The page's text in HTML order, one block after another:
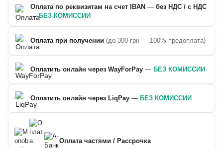
Оплата по реквизитам на счет IBAN — без НДС / с НДС
—БЕЗ КОМИССИИ
Оплата при получении (до 300 грн — 100% предоплата)
Оплатить онлайн через WayForPay — БЕЗ КОМИССИИ
Оплатить онлайн через LiqPay — БЕЗ КОМИССИИ
Оплата частями / Рассрочка